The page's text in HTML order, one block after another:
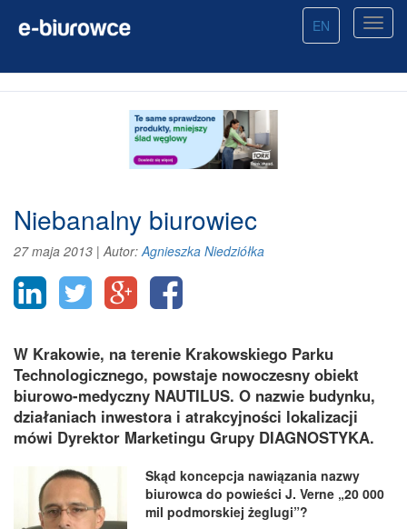
EN
Niebanalny biurowiec
27 maja 2013 |Autor:Agnieszka Niedziółka
W Krakowie, na terenie Krakowskiego Parku
Technologicznego, powstaje nowoczesny obiekt
biurowo-medyczny NAUTILUS. O nazwie budynku,
działaniach inwestora i atrakcyjności lokalizacji
mówi Dyrektor Marketingu Grupy DIAGNOSTYKA.
Skąd koncepcja nawiązania nazwy
biurowca do powieści J. Verne „20 000
mil podmorskiej żeglugi”?